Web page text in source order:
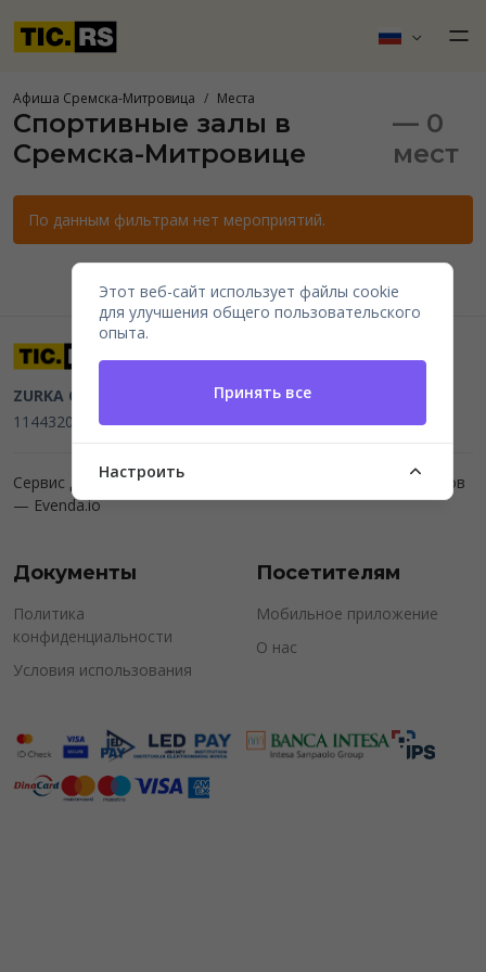
Афиша Сремска-Митровица Места
Спортивные залы в
Сремска-Митровице
— 0
мест
По данным фильтрам нет мероприятий.
ZURKA CE BITI DOO Beograd, Kraljice Natalije 11
114432064, MB 22023195,mail@tic.rs, +381 63 173 3142
Сервис для организаторов мероприятий и продажи билетов
— Evenda.io
Документы
Политика
конфиденциальности
Условия использования
Посетителям
Мобильное приложение
О нас
Этот веб-сайт использует файлы cookie
для улучшения общего пользовательского
опыта.
Принять все
Настроить